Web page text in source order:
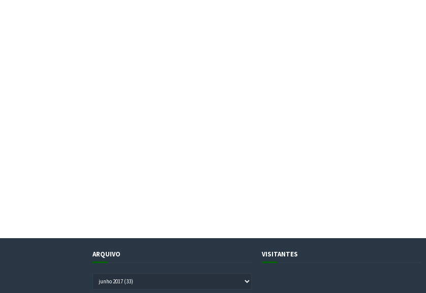
ARQUIVO VISITANTES